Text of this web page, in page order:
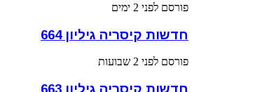
פורסם לפני 2 ימים
חדשות קיסריה גיליון 664
פורסם לפני 2 שבועות
חדשות קיסריה גיליון 663